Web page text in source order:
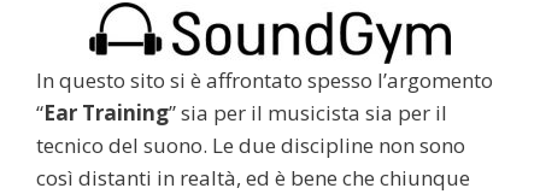
In questo sito si è affrontato spesso l’argomento
“Ear Training” sia per il musicista sia per il
tecnico del suono. Le due discipline non sono
così distanti in realtà, ed è bene che chiunque